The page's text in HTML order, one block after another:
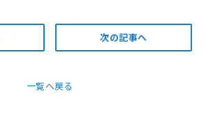
一覧へ戻る
次の記事へ